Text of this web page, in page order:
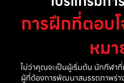
การฝึกที่ตอบ
หมา
ไม่ว่าคุณจะเป็นผู้เริ่มต้น นักกีฬา
ผู้ที่ต้องการพัฒนาสมรรถภาพร่าง